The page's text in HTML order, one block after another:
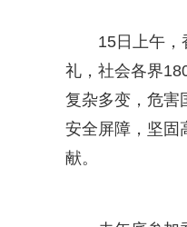
15日上午
礼，社会各界
复杂多变，危害
安全屏障，坚固
献。